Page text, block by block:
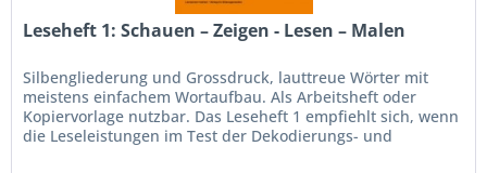
Leseheft 1: Schauen – Zeigen - Lesen – Malen
Silbengliederung und Grossdruck, lauttreue Wörter mit
meistens einfachem Wortaufbau. Als Arbeitsheft oder
Kopiervorlage nutzbar. Das Leseheft 1 empfiehlt sich, wenn
die Leseleistungen im Test der Dekodierungs- und